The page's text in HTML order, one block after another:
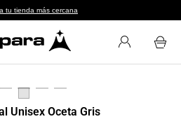
tu tienda más cercana
Unisex Oceta Gris